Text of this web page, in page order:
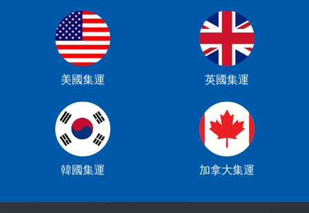
美國集運 英國集運
韓國集運 加拿大集運